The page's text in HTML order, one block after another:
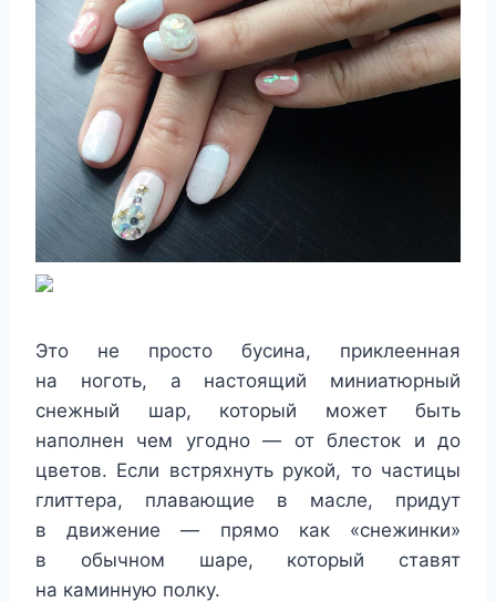
Это не просто бусина, приклеенная
на ноготь, а настоящий миниатюрный
снежный шар, который может быть
наполнен чем угодно — от блесток и до
цветов. Если встряхнуть рукой, то частицы
глиттера, плавающие в масле, придут
в движение — прямо как «снежинки»
в обычном шаре, который ставят
на каминную полку.